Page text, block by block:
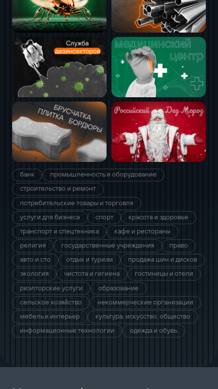
банк
промышленность и оборудование
строительство и ремонт
потребительские товары и торговля
услуги для бизнеса
спорт
красота и здоровье
транспорт и спецтехника
кафе и рестораны
религия
государственные учреждения
право
авто и сто
отдых и туризм
продажа шин и дисков
экология
чистота и гигиена
гостиницы и отели
риэлторские услуги
образование
сельское хозяйство
некоммерческие организации
мебель и интерьер
культура, искусство, общество
информационные технологии
одежда и обувь